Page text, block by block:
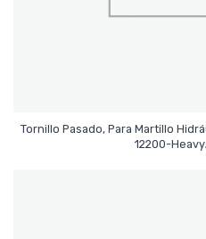
Tornillo Pasado, Para Martillo
12200-
Leer